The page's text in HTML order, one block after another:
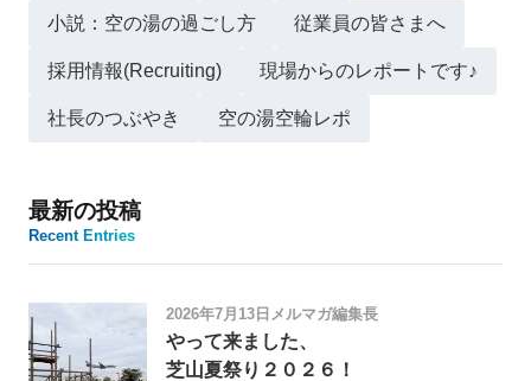
小説：空の湯の過ごし方 従業員の皆さまへ
採用情報(Recruiting) 現場からのレポートです♪
社長のつぶやき 空の湯空輪レポ
最新の投稿
Recent Entries
2026年7月13日 メルマガ編集長
やって来ました、
芝山夏祭り２０２６！